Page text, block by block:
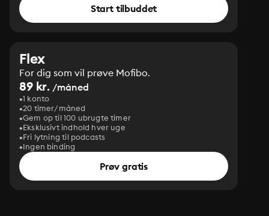
Start tilbuddet
Flex
For dig som vil prøve Mofibo.
89 kr. /måned
1 konto
20 timer/måned
Gem op til 100 ubrugte timer
Eksklusivt indhold hver uge
Fri lytning til podcasts
Ingen binding
Prøv gratis